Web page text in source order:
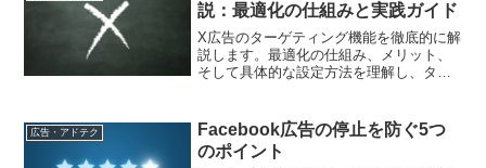
説：最適化の仕組みと実践ガイド
X広告のターゲティング機能を徹底的に解
説します。最適化の仕組み、メリット、
そして具体的な設定方法を理解し、ター
広告・アドテク
Facebook広告の停止を防ぐ5つ
のポイント